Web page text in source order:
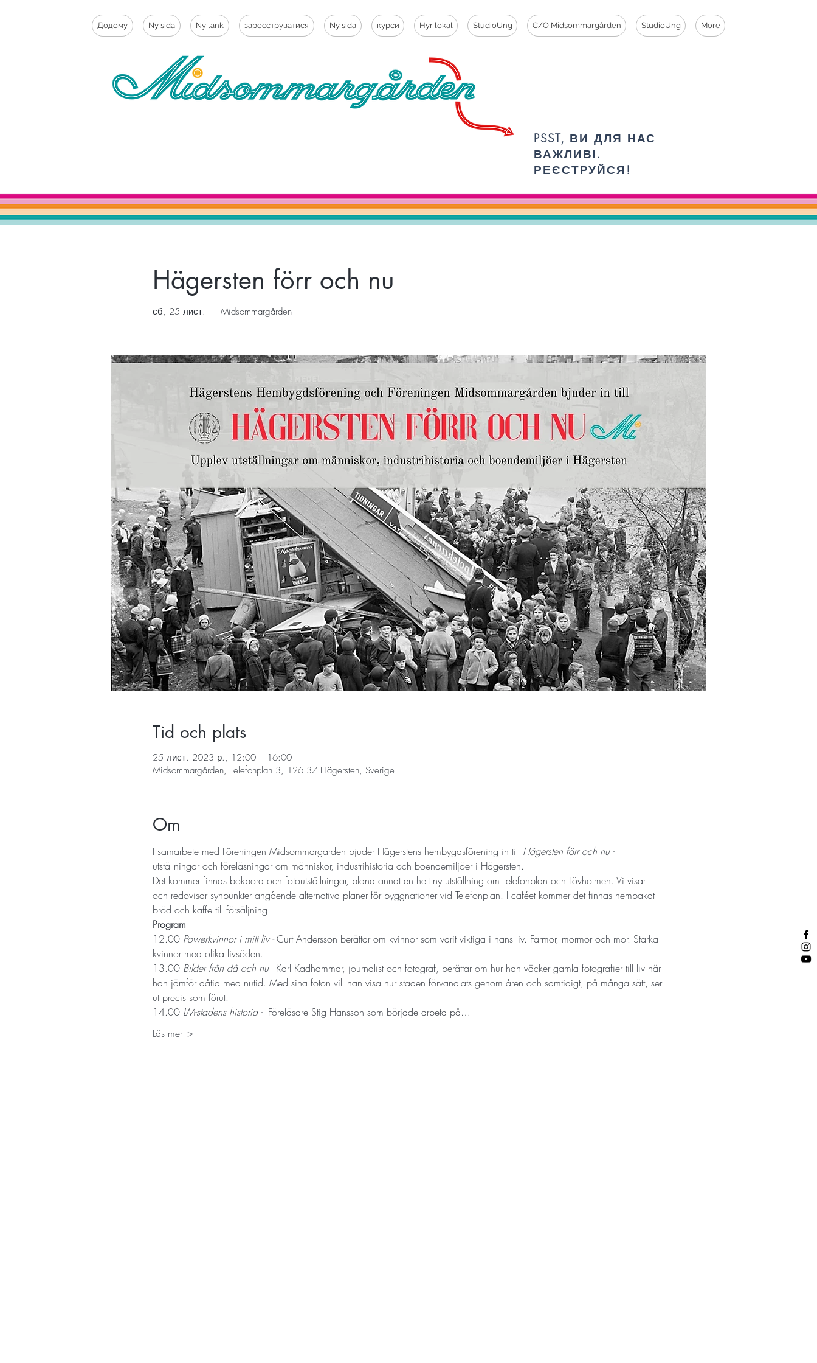
Додому Ny sida Ny länk зареєструватися Ny sida курси Hyr lokal StudioUng C/O Midsommargården StudioUng More
PSST, ВИ ДЛЯ НАС
ВАЖЛИВІ.
РЕЄСТРУЙСЯ!
Hägersten förr och nu
сб, 25 лист.
  |
Midsommargården
Tid och plats
25 лист. 2023 р., 12:00 – 16:00
Midsommargården, Telefonplan 3, 126 37 Hägersten, Sverige
Om
I samarbete med Föreningen Midsommargården bjuder Hägerstens hembygdsförening in till Hägersten förr och nu -
utställningar och föreläsningar om människor, industrihistoria och boendemiljöer i Hägersten.
Det kommer finnas bokbord och fotoutställningar, bland annat en helt ny utställning om Telefonplan och Lövholmen. Vi visar
och redovisar synpunkter angående alternativa planer för byggnationer vid Telefonplan. I caféet kommer det finnas hembakat
bröd och kaffe till försäljning.
Program
12.00 Powerkvinnor i mitt liv - Curt Andersson berättar om kvinnor som varit viktiga i hans liv. Farmor, mormor och mor. Starka
kvinnor med olika livsöden.
13.00 Bilder från då och nu - Karl Kadhammar, journalist och fotograf, berättar om hur han väcker gamla fotografier till liv när
han jämför dåtid med nutid. Med sina foton vill han visa hur staden förvandlats genom åren och samtidigt, på många sätt, ser
ut precis som förut.
14.00 LM-stadens historia - Föreläsare Stig Hansson som började arbeta på…
Läs mer ->